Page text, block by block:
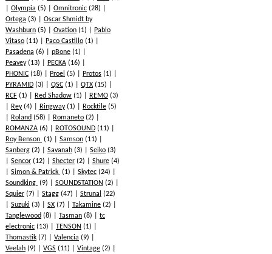
Olympia (5) Omnitronic (28)
Ortega (3)
Oscar Shmidt by
Washburn (5) Ovation (1)
Pablo
Vitaso (11) Paco Castillo (1)
Pasadena (6) pBone (1)
Peavey(13) PECKA (16)
PHONIC (18) Proel (5) Protos (1)
PYRAMID (3) QSC (1) QTX (15)
RCF (1) Red Shadow (1) REMO (3)
Rey(4) Ringway(1) Rocktile (5)
Roland (58) Romaneto (2)
ROMANZA (6) ROTOSOUND (11)
Roy Benson (1) Samson (11)
Sanberg (2) Savanah (3) Seiko (3)
Sencor (12) Shecter (2) Shure (4)
Simon & Patrick (1) Skytec (24)
Soundking (9) SOUNDSTATION (2)
Squier (7) Stagg (47) Strunal (22)
Suzuki (3) SX (7) Takamine (2)
Tanglewood (8) Tasman (8)
tc
electronic (13) TENSON (1)
Thomastik (7) Valencia (9)
Veelah (9) VGS (11) Vintage (2)